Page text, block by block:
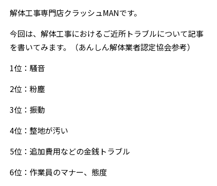
解体工事専門店クラッシュMANです。
今回は、解体工事におけるご近所トラブルについて記事
を書いてみます。（あんしん解体業者認定協会参考）
1位：騒音
2位：粉塵
3位：振動
4位：整地が汚い
5位：追加費用などの金銭トラブル
6位：作業員のマナー、態度